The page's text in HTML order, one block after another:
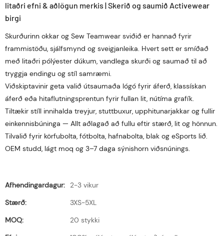
litaðri efni & aðlögun merkis | Skerið og saumið Activewear
birgi
Skurðurinn okkar og Sew Teamwear sviðið er hannað fyrir
frammistöðu, sjálfsmynd og sveigjanleika. Hvert sett er smíðað
með litaðri pólýester dúkum, vandlega skurði og saumað til að
tryggja endingu og stíl samræmi.
Viðskiptavinir geta valið útsaumaða lógó fyrir áferð, klassískan
áferð eða hitaflutningsprentun fyrir fullan lit, nútíma grafík.
Tiltækir stíll innihalda treyjur, stuttbuxur, upphitunarjakkar og fullir
einkennisbúninga — Allt aðlagað að fullu eftir stærð, lit og hönnun.
Tilvalið fyrir körfubolta, fótbolta, hafnabolta, blak og eSports lið.
OEM studd, lágt moq og 3–7 daga sýnishorn viðsnúnings.
Afhendingardagur:
2-3 vikur
Stærð:
3XS-5XL
MOQ:
20 stykki